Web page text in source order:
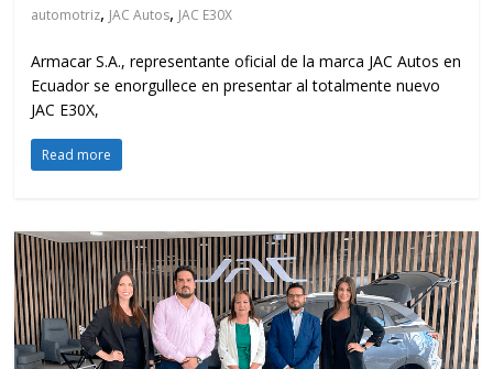
automotriz, JAC Autos, JAC E30X
Armacar S.A., representante oficial de la marca JAC Autos en
Ecuador se enorgullece en presentar al totalmente nuevo
JAC E30X,
Read more